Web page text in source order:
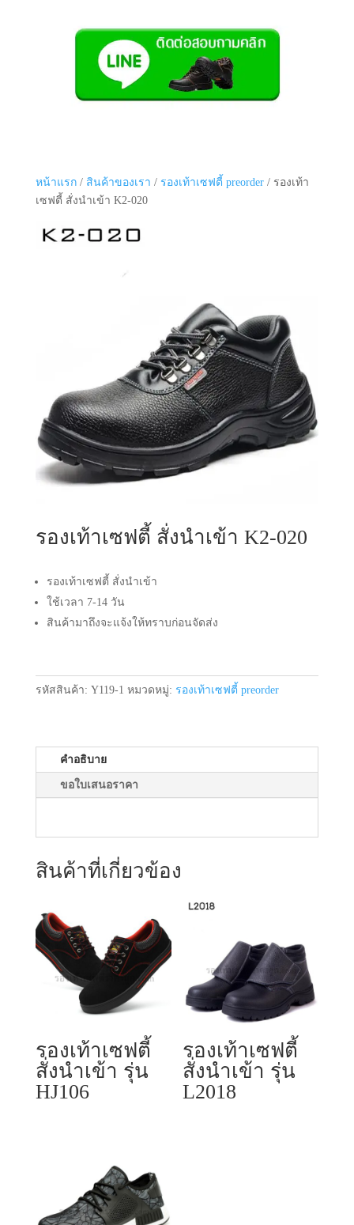
หน้าแรก/ สินค้าของเรา / รองเท้าเซฟตี้ preorder/ รองเท้า
เซฟตี้ สั่งนำเข้า K2-020
รองเท้าเซฟตี้ สั่งนำเข้า K2-020
รองเท้าเซฟตี้ สั่งนำเข้า
ใช้เวลา 7-14 วัน
สินค้ามาถึงจะแจ้งให้ทราบก่อนจัดส่ง
รหัสสินค้า: Y119-1 หมวดหมู่: รองเท้าเซฟตี้ preorder
คำอธิบาย
ขอใบเสนอราคา
สินค้าที่เกี่ยวข้อง
รองเท้าเซฟตี้
สั่งนำเข้า รุ่น
HJ106
รองเท้าเซฟตี้
สั่งนำเข้า รุ่น
L2018